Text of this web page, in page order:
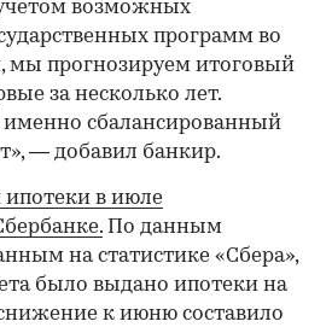
возможных
программ во
мы прогнозируем итоговый
за несколько лет.
именно сбалансированный
— добавил банкир.
в июле
По данным
на статистике «Сбера»,
было выдано ипотеки на
к июню составило